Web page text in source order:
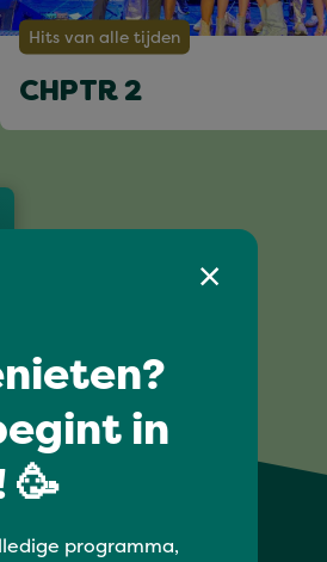
Hits van alle tijden
CHPTR 2
in
🥳
programma,